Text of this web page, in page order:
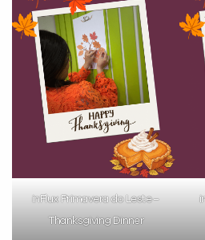
inFlux Primavera do Leste –
Thanksgiving Dinner